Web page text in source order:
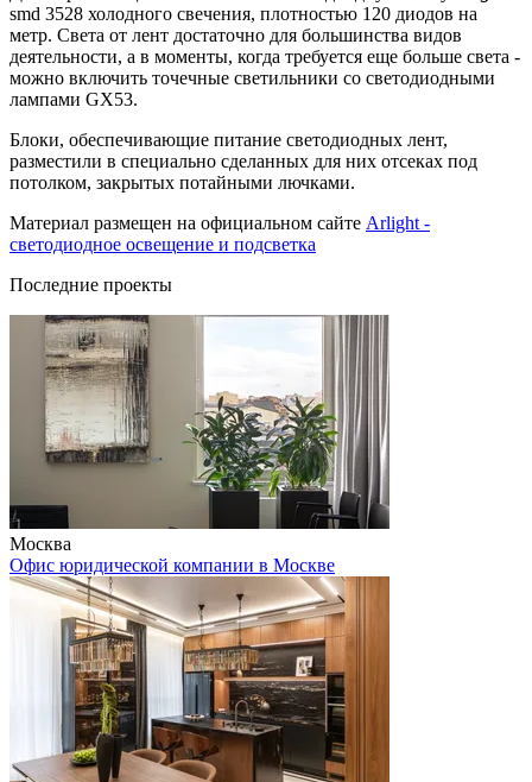
smd 3528 холодного свечения, плотностью 120 диодов на
метр. Света от лент достаточно для большинства видов
деятельности, а в моменты, когда требуется еще больше света -
можно включить точечные светильники со светодиодными
лампами GX53.
Блоки, обеспечивающие питание светодиодных лент,
разместили в специально сделанных для них отсеках под
потолком, закрытых потайными лючками.
Материал размещен на официальном сайте Arlight -
светодиодное освещение и подсветка
Последние проекты
Москва
Офис юридической компании в Москве